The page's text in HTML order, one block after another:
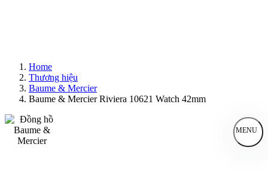
Home
Thương hiệu
Baume & Mercier
Baume & Mercier Riviera 10621 Watch 42mm
MENU